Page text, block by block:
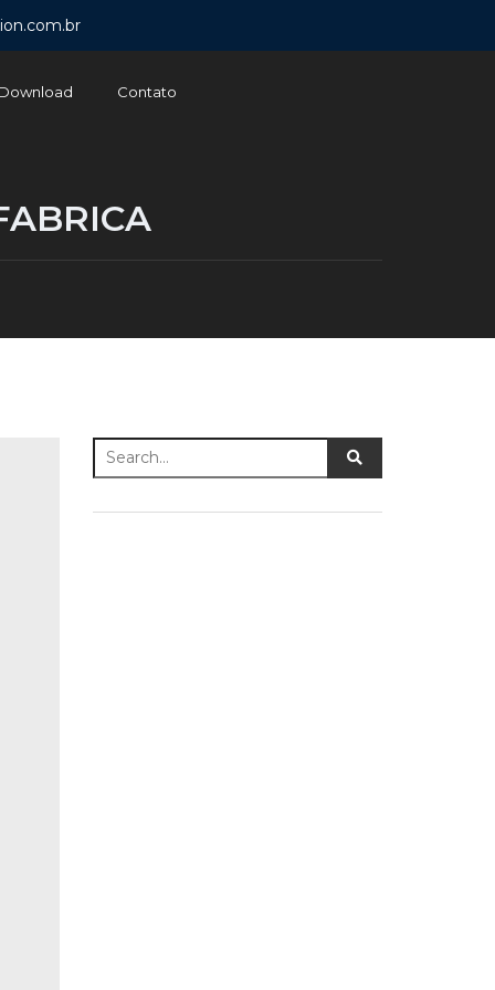
Contato